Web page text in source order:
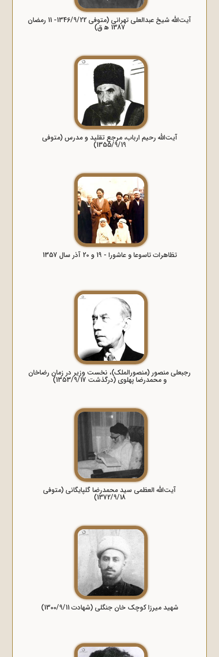
آیت‌الله شیخ عبدالعلی تهرانی (متوفی 1346/9/22- 11 رمضان
1387 ه‍ ق)
آیت‌الله رحیم ارباب، مرجع تقلید و مدرس (متوفی
1355/9/19)
تظاهرات تاسوعا و عاشورا - 19 و 20 آذر سال 1357
رجبعلی منصور (منصورالملک)، نخست وزیر در زمان رضاخان
و محمدرضا پهلوی (درگذشت 1353/9/17)
آیت‌الله العظمی سید محمدرضا گلپایگانی (متوفی
1372/9/18)
شهید میرزا کوچک خان جنگلی (شهادت 1300/9/11)